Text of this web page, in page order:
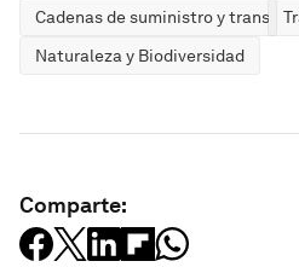
Cadenas de suministro y
Naturaleza y Biodiversidad
Comparte: